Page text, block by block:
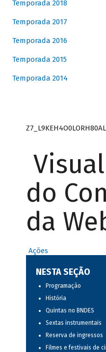
Temporada 2018
Temporada 2017
Temporada 2016
Temporada 2015
Temporada 2014
do
da
Ações
NESTA SEÇÃO
Programação
História
Quintas no BNDES
Sextas instrumentais
Reserva de ingressos
Filmes e festivais de